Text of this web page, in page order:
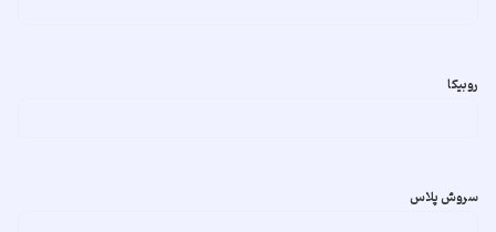
روبیکا
سروش پلاس